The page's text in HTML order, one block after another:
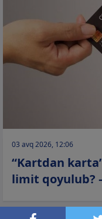
03 avq 2026, 12:06
“Kartdan
limit qoyulub?